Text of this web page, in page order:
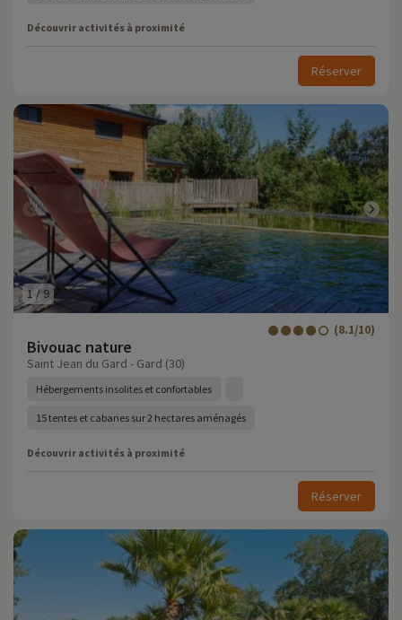
Découvrir activités à proximité
Réserver
1/9
Bivouac nature
(8.1/10)
Saint Jean du Gard - Gard (30)
Hébergements insolites et confortables
15 tentes et cabanes sur 2 hectares aménagés
Découvrir activités à proximité
Réserver